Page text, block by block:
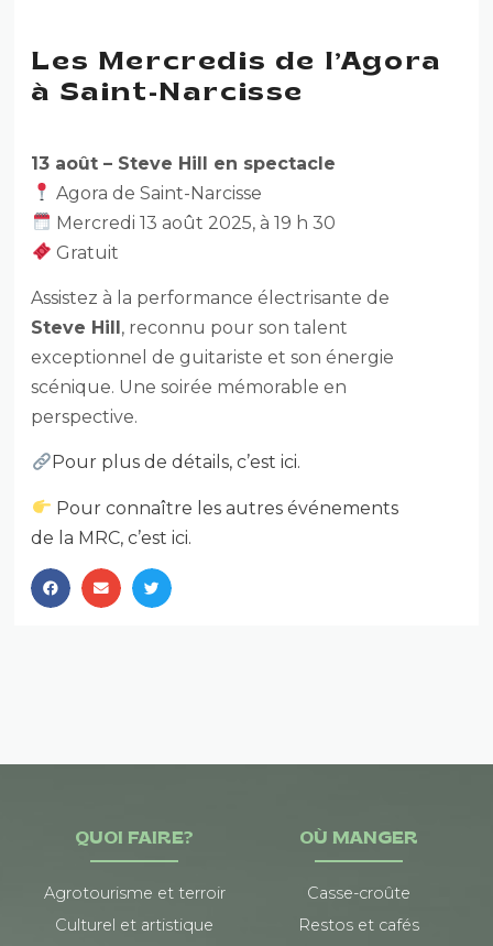
Les Mercredis de l’Agora
à Saint-Narcisse
13 août – Steve Hill en spectacle
Agora de Saint-Narcisse
Mercredi 13 août 2025, à 19 h 30
Gratuit
Assistez à la performance électrisante de
Steve Hill, reconnu pour son talent
exceptionnel de guitariste et son énergie
scénique. Une soirée mémorable en
perspective.
Pour plus de détails, c’est ici.
Pour connaître les autres événements
de la MRC, c’est ici.
QUOI FAIRE?
Agrotourisme et terroir
Culturel et artistique
OÙ MANGER
Casse-croûte
Restos et cafés